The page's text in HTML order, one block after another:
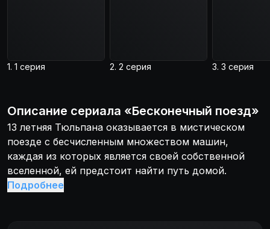
1. 1 серия 2. 2 серия 3. 3 серия
Описание сериала «Бесконечный поезд»
13 летняя Тюльпана оказывается в мистическом
поезде с бесчисленным множеством машин,
каждая из которых является своей собственной
вселенной, ей предстоит найти путь домой.
Подробнее